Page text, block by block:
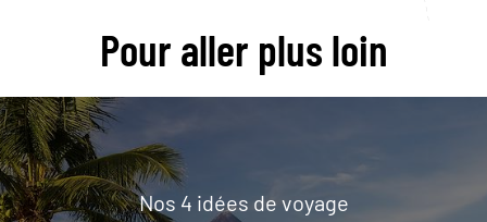
Pour aller plus loin
Nos 4 idées de voyage